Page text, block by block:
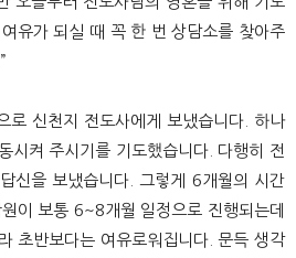
유가 되실 때 꼭 한 번 상담소를 찾아주
로 신천지 전도사에게 보냈습니다. 하나
시켜 주시기를 기도했습니다. 다행히 전
신을 보냈습니다. 그렇게 6개월의 시간
이 보통 6~8개월 일정으로 진행되는데
초반보다는 여유로워집니다. 문득 생각